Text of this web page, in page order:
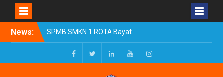
News:
SPMB SMKN 1 ROTA Bayat
Tahun Ajaran 2026/2027
Resmi Dibuka
Pengumuman Kelulusan
Tahun Ajaran 2025-2026
FacebookTwitterLinkedInYoutubeInstagram